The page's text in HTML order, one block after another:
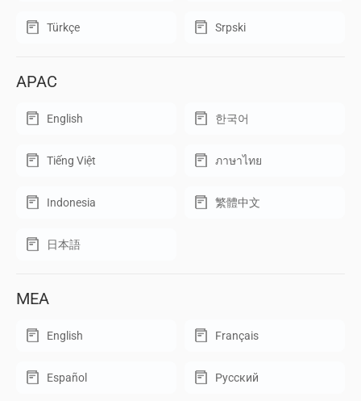
Türkçe Srpski
APAC
English 한국어
Tiếng Việt ภาษาไทย
Indonesia 繁體中文
日本語
MEA
English Français
Español Русский